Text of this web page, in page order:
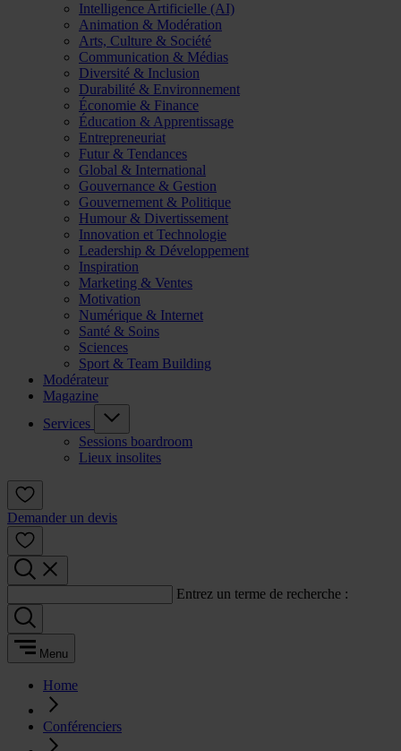
Intelligence Artificielle (AI)
Animation & Modération
Arts, Culture & Société
Communication & Médias
Diversité & Inclusion
Durabilité & Environnement
Économie & Finance
Éducation & Apprentissage
Entrepreneuriat
Futur & Tendances
Global & International
Gouvernance & Gestion
Gouvernement & Politique
Humour & Divertissement
Innovation et Technologie
Leadership & Développement
Inspiration
Marketing & Ventes
Motivation
Numérique & Internet
Santé & Soins
Sciences
Sport & Team Building
Modérateur
Magazine
Services
Sessions boardroom
Lieux insolites
Demander un devis
Entrez un terme de recherche :
Menu
Home
Conférenciers